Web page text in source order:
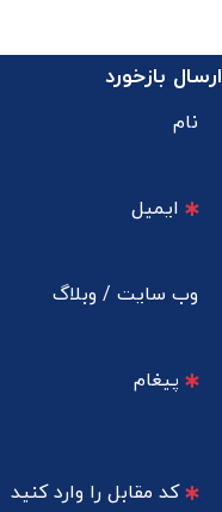
ارسال بازخورد
نام
ایمیل
وب سایت / وبلاگ
پیغام
کد مقابل را وارد کنید